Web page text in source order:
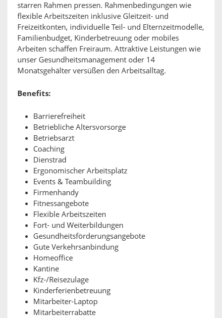
starren Rahmen pressen. Rahmenbedingungen wie
flexible Arbeitszeiten inklusive Gleitzeit- und
Freizeitkonten, individuelle Teil- und Elternzeitmodelle,
Familienbudget, Kinderbetreuung oder mobiles
Arbeiten schaffen Freiraum. Attraktive Leistungen wie
unser Gesundheitsmanagement oder 14
Monatsgehälter versüßen den Arbeitsalltag.
Benefits:
Barrierefreiheit
Betriebliche Altersvorsorge
Betriebsarzt
Coaching
Dienstrad
Ergonomischer Arbeitsplatz
Events & Teambuilding
Firmenhandy
Fitnessangebote
Flexible Arbeitszeiten
Fort- und Weiterbildungen
Gesundheitsförderungsangebote
Gute Verkehrsanbindung
Homeoffice
Kantine
Kfz-/Reisezulage
Kinderferienbetreuung
Mitarbeiter-Laptop
Mitarbeiterrabatte